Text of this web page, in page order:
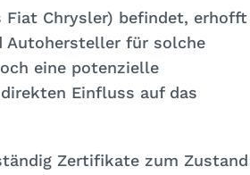
Chrysler) befindet, erhofft
Autohersteller für solche
eine potenzielle
Einfluss auf das
Zertifikate zum Zustand